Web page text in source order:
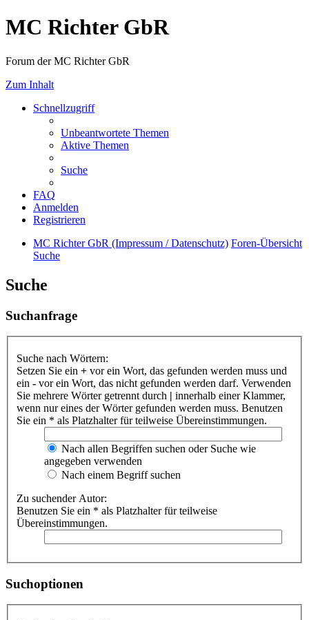
MC Richter GbR
Forum der MC Richter GbR
Zum Inhalt
Schnellzugriff
Unbeantwortete Themen
Aktive Themen
Suche
FAQ
Anmelden
Registrieren
MC Richter GbR (Impressum / Datenschutz) Foren-Übersicht
Suche
Suche
Suchanfrage
Suche nach Wörtern:
Setzen Sie ein + vor ein Wort, das gefunden werden muss und
ein - vor ein Wort, das nicht gefunden werden darf. Verwenden
Sie mehrere Wörter getrennt durch | innerhalb einer Klammer,
wenn nur eines der Wörter gefunden werden muss. Benutzen
Sie ein * als Platzhalter für teilweise Übereinstimmungen.
Nach allen Begriffen suchen oder Suche wie
angegeben verwenden
Nach einem Begriff suchen
Zu suchender Autor:
Benutzen Sie ein * als Platzhalter für teilweise
Übereinstimmungen.
Suchoptionen